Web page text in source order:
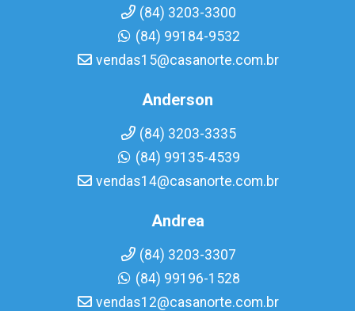
(84) 3203-3300
(84) 99184-9532
vendas15@casanorte.com.br
Anderson
(84) 3203-3335
(84) 99135-4539
vendas14@casanorte.com.br
Andrea
(84) 3203-3307
(84) 99196-1528
vendas12@casanorte.com.br